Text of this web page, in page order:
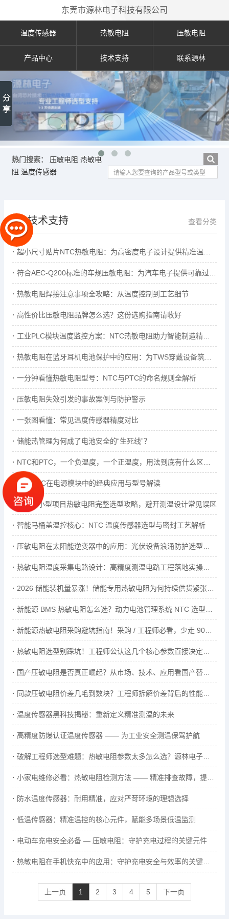
东莞市源林电子科技有限公司
温度传感器 热敏电阻 压敏电阻
产品中心 技术支持 联系源林
热门搜索： 压敏电阻 热敏电
阻 温度传感器
技术支持 查看分类
超小尺寸贴片NTC热敏电阻：为高密度电子设计提供精准温控解...
符合AEC-Q200标准的车规压敏电阻：为汽车电子提供可靠过压保护
热敏电阻焊接注意事项全攻略：从温度控制到工艺细节
高性价比压敏电阻品牌怎么选？这份选购指南请收好
工业PLC模块温度监控方案：NTC热敏电阻助力智能制造精准温控
热敏电阻在蓝牙耳机电池保护中的应用：为TWS穿戴设备筑牢安...
一分钟看懂热敏电阻型号：NTC与PTC的命名规则全解析
压敏电阻失效引发的事故案例与防护警示
一张图看懂：常见温度传感器精度对比
储能热管理为何成了电池安全的“生死线”？
NTC和PTC，一个负温度，一个正温度，用法到底有什么区别？
兴勤NTC在电源模块中的经典应用与型号解读
DIY 与小型项目热敏电阻完整选型攻略，避开测温设计常见误区
智能马桶盖温控核心：NTC 温度传感器选型与密封工艺解析
压敏电阻在太阳能逆变器中的应用：光伏设备浪涌防护选型指南
热敏电阻温度采集电路设计：高精度测温电路工程落地实操方案
2026 储能装机量暴涨！储能专用热敏电阻为何持续供货紧张？...
新能源 BMS 热敏电阻怎么选？动力电池管理系统 NTC 选型全指南
新能源热敏电阻采购避坑指南！采购 / 工程师必看，少走 90% 弯路
热敏电阻选型别踩坑！工程师公认这几个核心参数直接决定设备...
国产压敏电阻是否真正崛起？从市场、技术、应用看国产替代底气
同款压敏电阻价差几毛到数块？工程师拆解价差背后的性能真相
温度传感器黑科技揭秘：重新定义精准测温的未来
高精度防爆认证温度传感器 —— 为工业安全测温保驾护航
破解工程师选型难题：热敏电阻参数太多怎么选？源林电子提供...
小家电维修必看：热敏电阻检测方法 —— 精准排查故障，提升...
防水温度传感器：耐用精准，应对严苛环境的理想选择
低温传感器：精准温控的核心元件，赋能多场景低温监测
电动车充电安全必备 — 压敏电阻：守护充电过程的关键元件
热敏电阻在手机快充中的应用：守护充电安全与效率的关键元件
上一页 1 2 3 4 5 下一页